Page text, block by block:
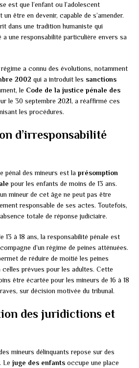
est que l’enfant ou l’adolescent
être en devenir, capable de s’amender.
dans une tradition humaniste qui
une responsabilité particulière envers sa
a connu des évolutions, notamment
2002 qui a introduit les sanctions
le Code de la justice pénale des
le 30 septembre 2021, a réaffirmé ces
les procédures.
d’irresponsabilité
pénal des mineurs est la présomption
pour les enfants de moins de 13 ans.
mineur de cet âge ne peut pas être
responsable de ses actes. Toutefois,
totale de réponse judiciaire.
13 à 18 ans, la responsabilité pénale est
d’un régime de peines atténuées.
de réduire de moitié les peines
prévues pour les adultes. Cette
être écartée pour les mineurs de 16 à 18
sur décision motivée du tribunal.
des juridictions et
mineurs délinquants repose sur des
Le juge des enfants occupe une place